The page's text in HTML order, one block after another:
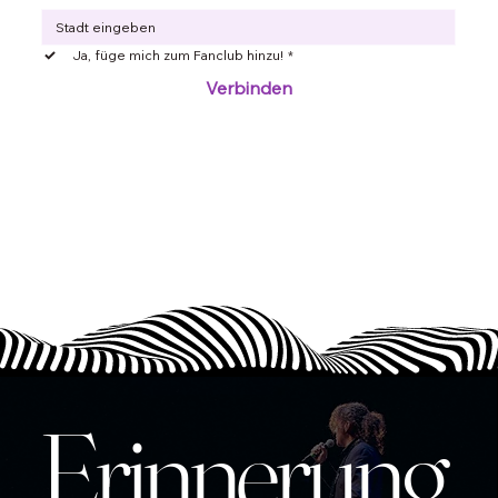
Ja, füge mich zum Fanclub hinzu! *
Verbinden